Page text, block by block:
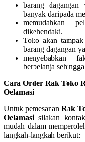
barang dagangan
banyak daripada
memudahkan
dikehendaki.
Toko akan
barang dagangan
menyebabkan
berbelanja
Cara Order Rak Toko
Oelamasi
Untuk pemesanan Rak
Oelamasi silakan
mudah dalam
langkah-langkah berikut: